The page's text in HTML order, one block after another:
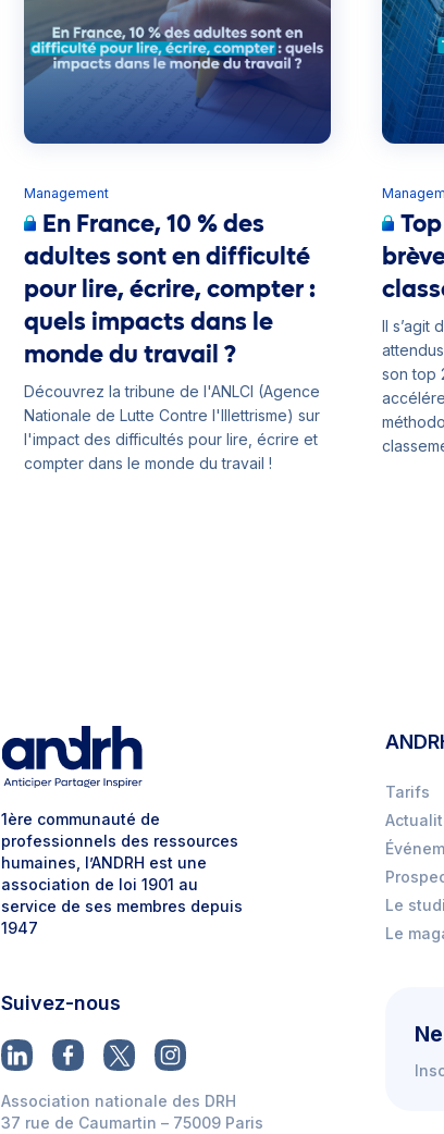
Management
En France, 10 % des
adultes sont en difficulté
pour lire, écrire, compter :
quels impacts dans le
monde du travail ?
Découvrez la tribune de l'ANLCI (Agence
Nationale de Lutte Contre l'Illettrisme) sur
l'impact des difficultés pour lire, écrire et
compter dans le monde du travail !
Il s’agit
son top
1ère communauté de
professionnels des ressources
humaines, l’ANDRH est une
association de loi 1901 au
service de ses membres depuis
1947
Tarifs
Le
Le
Suivez-nous
Association nationale des DRH
37 rue de Caumartin – 75009 Paris